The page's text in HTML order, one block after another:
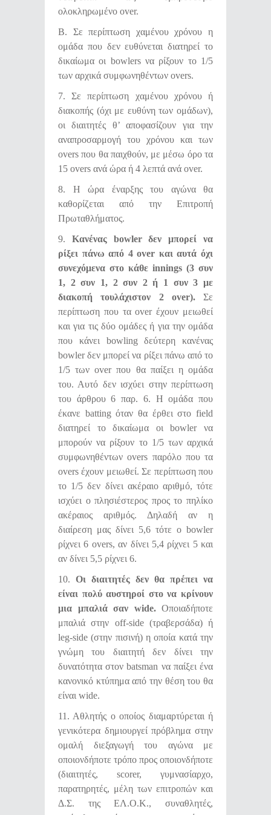
ολοκληρωμένο over.
Β. Σε περίπτωση χαμένου χρόνου η
ομάδα που δεν ευθύνεται διατηρεί το
δικαίωμα οι bowlers να ρίξουν το 1/5
των αρχικά συμφωνηθέντων οvers.
7. Σε περίπτωση χαμένου χρόνου ή
διακοπής (όχι με ευθύνη των ομάδων),
οι διαιτητές θ’ αποφασίζουν για την
αναπροσαρμογή του χρόνου και των
overs που θα παιχθούν, με μέσω όρο τα
15 overs ανά ώρα ή 4 λεπτά ανά over.
8. Η ώρα έναρξης του αγώνα θα
καθορίζεται από την Επιτροπή
Πρωταθλήματος.
9. Κανένας bowlerδεν μπορεί να
ρίξει πάνω από 4over και αυτά όχι
συνεχόμενα στο κάθε innings (3 συν
1, 2 συν 1, 2 συν 2 ή 1 συν 3 με
διακοπή τουλάχιστον 2 over).Σε
περίπτωση που τα over έχουν μειωθεί
και για τις δύο ομάδες ή για την ομάδα
που κάνει bowling δεύτερη κανένας
bowler δεν μπορεί να ρίξει πάνω από το
1/5 των over που θα παίξει η ομάδα
του. Αυτό δεν ισχύει στην περίπτωση
του άρθρου 6 παρ. 6. Η ομάδα που
έκανε batting όταν θα έρθει στο field
διατηρεί το δικαίωμα οι bowler να
μπορούν να ρίξουν το 1/5 των αρχικά
συμφωνηθέντων overs παρόλο που τα
overs έχουν μειωθεί. Σε περίπτωση που
το 1/5 δεν δίνει ακέραιο αριθμό, τότε
ισχύει ο πλησιέστερος προς το πηλίκο
ακέραιος αριθμός. Δηλαδή αν η
διαίρεση μας δίνει 5,6 τότε ο bowler
ρίχνει 6 overs, αν δίνει 5,4 ρίχνει 5 και
αν δίνει 5,5 ρίχνει 6.
10. Οι διαιτητές δεν θα πρέπει να
είναι πολύ αυστηροί στο να κρίνουν
μια μπαλιά σαν wide.Οποιαδήποτε
μπαλιά στην off-side (τραβερσάδα) ή
leg-side (στην πισινή) η οποία κατά την
γνώμη του διαιτητή δεν δίνει την
δυνατότητα στον batsman να παίξει ένα
κανονικό κτύπημα από την θέση του θα
είναι wide.
11. Αθλητής ο οποίος διαμαρτύρεται ή
γενικότερα δημιουργεί πρόβλημα στην
ομαλή διεξαγωγή του αγώνα με
οποιονδήποτε τρόπο προς οποιονδήποτε
(διαιτητές, scorer, γυμνασίαρχο,
παρατηρητές, μέλη των επιτροπών και
Δ.Σ. της ΕΛ.Ο.Κ., συναθλητές,